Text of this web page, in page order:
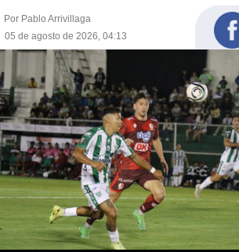
Por Pablo Arrivillaga
05 de agosto de 2026, 04:13